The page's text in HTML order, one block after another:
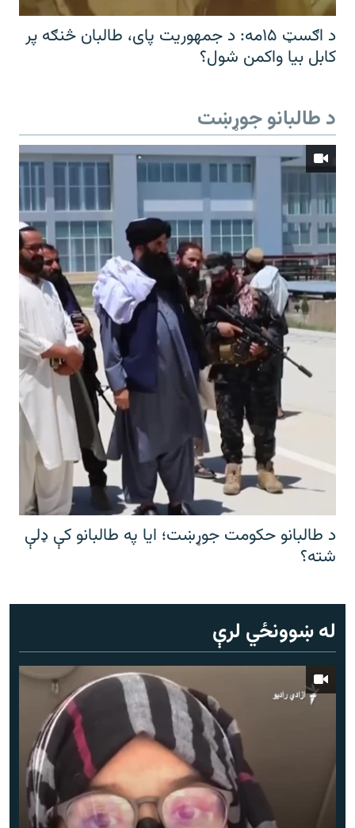
د اګسټ ۱۵مه: د جمهوریت پای، طالبان څنګه پر
کابل بیا واکمن شول؟
د طالبانو جوړښت
د طالبانو حکومت جوړښت؛ ایا په طالبانو کې ډلې
شته؟
له ښوونځي لرې